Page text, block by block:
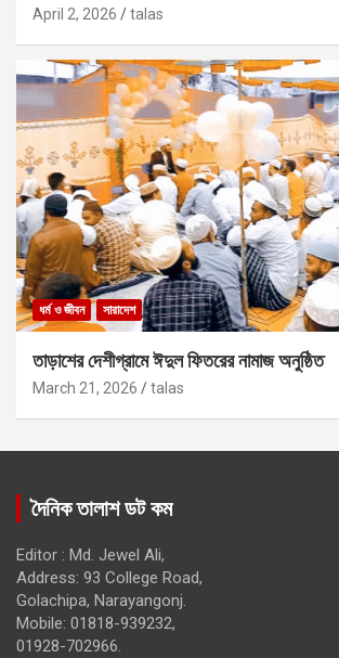
April 2, 2026 talas
ধর্ম ও জীবন সারাদেশ
তাড়াশের দেশীগ্রামে ঈদুল ফিতরের নামাজ অনুষ্ঠিত
March 21, 2026 talas
দৈনিক তালাশ ডট কম
Editor : Md. Jewel Ali,
Address: 93 College Road,
Golachipa, Narayangonj.
Mobile: 01818-939232,
01928-702966.